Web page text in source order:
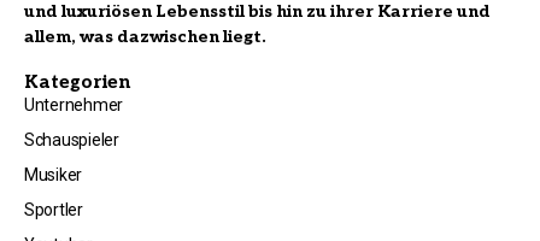
und luxuriösen Lebensstil bis hin zu ihrer Karriere und
allem, was dazwischen liegt.
Kategorien
Unternehmer
Schauspieler
Musiker
Sportler